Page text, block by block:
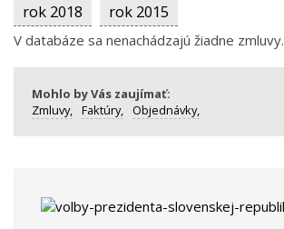
rok 2018
rok 2015
V databáze sa nenachádzajú žiadne zmluvy.
Mohlo by Vás zaujímať:
Zmluvy, Faktúry, Objednávky,